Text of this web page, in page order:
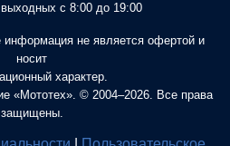
с 8:00 до 19:00
информация не является офертой и
носит
характер.
«Мототех». © 2004–2026. Все права
защищены.